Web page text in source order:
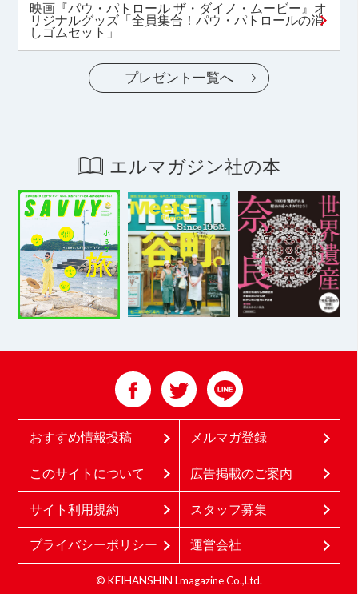
映画『パウ・パトロール ザ・ダイノ・ムービー』オ
リジナルグッズ「全員集合！パウ・パトロールの消
しゴムセット」
プレゼント一覧へ
エルマガジン社の本
おすすめ情報投稿 メルマガ登録
このサイトについて 広告掲載のご案内
サイト利用規約 スタッフ募集
プライバシーポリシー 運営会社
© KEIHANSHIN Lmagazine Co.,Ltd.